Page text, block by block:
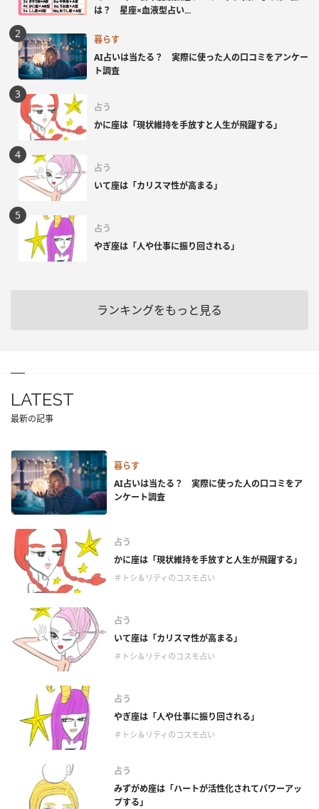
は？ 星座×血液型占い...
暮らす
AI占いは当たる？ 実際に使った人の口コミをアンケー
ト調査
占う
かに座は「現状維持を手放すと人生が飛躍する」
占う
いて座は「カリスマ性が高まる」
占う
やぎ座は「人や仕事に振り回される」
ランキングをもっと見る
LATEST
最新の記事
暮らす
AI占いは当たる？ 実際に使った人の口コミをア
ンケート調査
占う
かに座は「現状維持を手放すと人生が飛躍する」
＃トシ＆リティのコスモ占い
占う
いて座は「カリスマ性が高まる」
＃トシ＆リティのコスモ占い
占う
やぎ座は「人や仕事に振り回される」
＃トシ＆リティのコスモ占い
占う
みずがめ座は「ハートが活性化されてパワーアッ
プする」